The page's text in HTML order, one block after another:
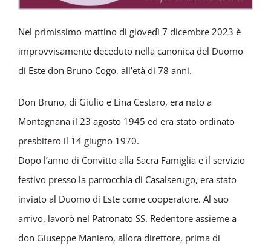
Nel primissimo mattino di giovedì 7 dicembre 2023 è
improvvisamente deceduto nella canonica del Duomo
di Este don Bruno Cogo, all’età di 78 anni.
Don Bruno, di Giulio e Lina Cestaro, era nato a
Montagnana il 23 agosto 1945 ed era stato ordinato
presbitero il 14 giugno 1970.
Dopo l’anno di Convitto alla Sacra Famiglia e il servizio
festivo presso la parrocchia di Casalserugo, era stato
inviato al Duomo di Este come cooperatore. Al suo
arrivo, lavorò nel Patronato SS. Redentore assieme a
don Giuseppe Maniero, allora direttore, prima di